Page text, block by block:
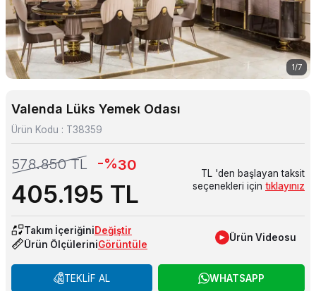
1/7
Valenda Lüks Yemek Odası
Ürün Kodu : T38359
578.850TL -%30
405.195 TL
TL 'den başlayan taksit
seçenekleri için tıklayınız
Takım İçeriğiniDeğiştir
Ürün ÖlçüleriniGörüntüle
Ürün Videosu
TEKLİF AL WHATSAPP